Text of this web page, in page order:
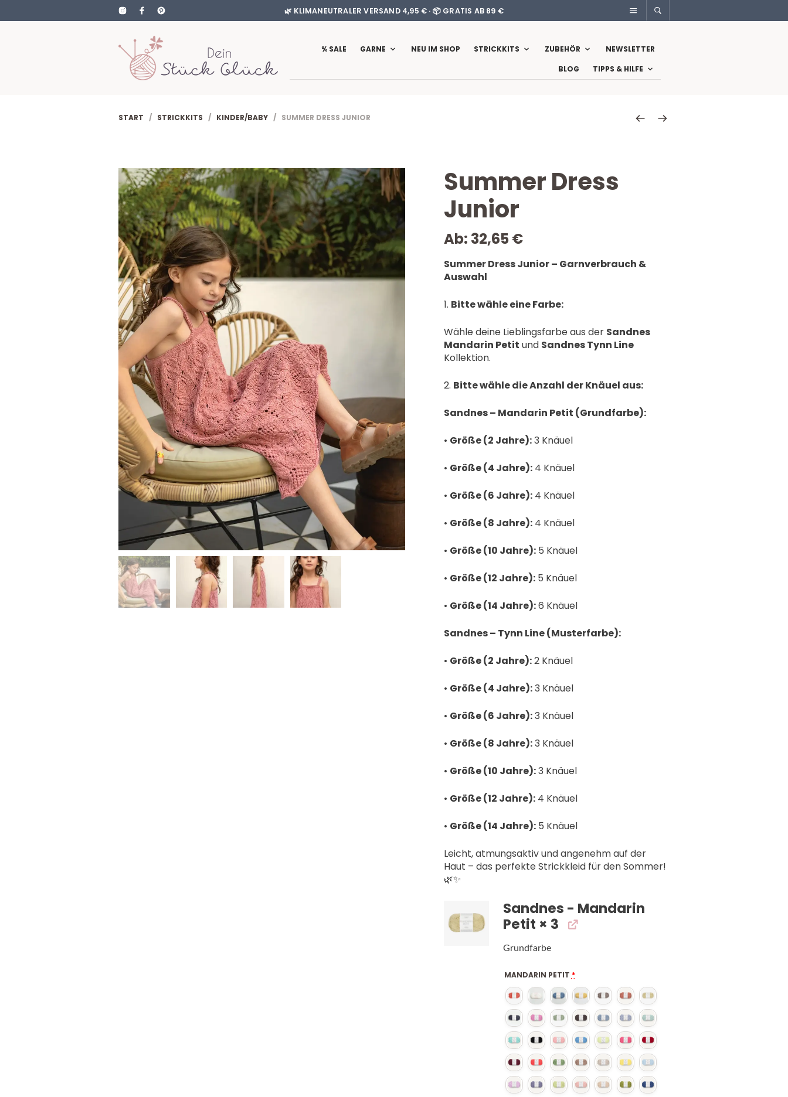
🌿 KLIMANEUTRALER VERSAND 4,95 € · 📦 GRATIS AB 89 €
% SALE GARNE NEU IM SHOP STRICKKITS ZUBEHÖR
NEWSLETTER
BLOG
TIPPS & HILFE
START / STRICKKITS / KINDER/BABY / SUMMER DRESS JUNIOR
Summer Dress
Junior
Ab: 32,65€
Summer Dress Junior – Garnverbrauch &
Auswahl
1. Bitte wähle eine Farbe:
Wähle deine Lieblingsfarbe aus der Sandnes
Mandarin Petit und Sandnes Tynn Line
Kollektion.
2. Bitte wähle die Anzahl der Knäuel aus:
Sandnes – Mandarin Petit (Grundfarbe):
• Größe (2 Jahre):3 Knäuel
• Größe (4 Jahre):4 Knäuel
• Größe (6 Jahre):4 Knäuel
• Größe (8 Jahre):4 Knäuel
• Größe (10 Jahre):5 Knäuel
• Größe (12 Jahre):5 Knäuel
• Größe (14 Jahre):6 Knäuel
Sandnes – Tynn Line (Musterfarbe):
• Größe (2 Jahre):2 Knäuel
• Größe (4 Jahre):3 Knäuel
• Größe (6 Jahre):3 Knäuel
• Größe (8 Jahre):3 Knäuel
• Größe (10 Jahre):3 Knäuel
• Größe (12 Jahre):4 Knäuel
• Größe (14 Jahre):5 Knäuel
Leicht, atmungsaktiv und angenehm auf der
Haut – das perfekte Strickkleid für den Sommer!
🌿✨
Sandnes - Mandarin
Petit × 3
Grundfarbe
MANDARIN PETIT *